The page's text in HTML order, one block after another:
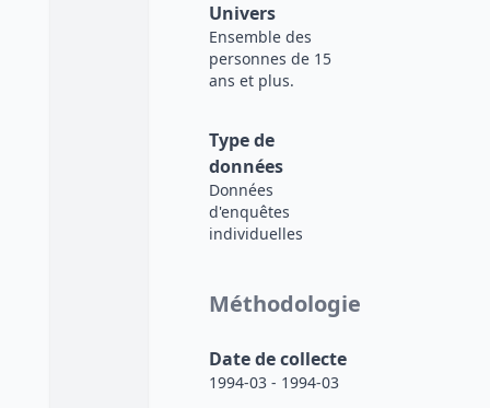
Univers
Ensemble des
personnes de 15
ans et plus.
Type de
données
Données
d'enquêtes
individuelles
Méthodologie
Date de collecte
1994-03 - 1994-03